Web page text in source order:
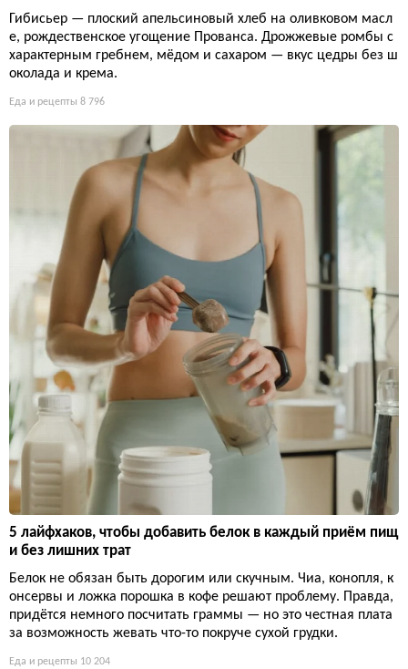
Гибисьер — плоский апельсиновый хлеб на оливковом масл
е, рождественское угощение Прованса. Дрожжевые ромбы с
характерным гребнем, мёдом и сахаром — вкус цедры без ш
околада и крема.
Еда и рецепты 8 796
5 лайфхаков, чтобы добавить белок в каждый приём пищ
и без лишних трат
Белок не обязан быть дорогим или скучным. Чиа, конопля, к
онсервы и ложка порошка в кофе решают проблему. Правда,
придётся немного посчитать граммы — но это честная плата
за возможность жевать что-то покруче сухой грудки.
Еда и рецепты 10 204